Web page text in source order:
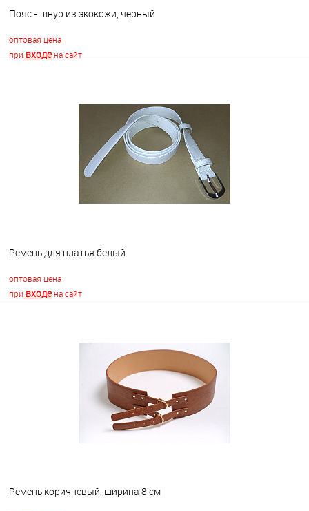
Пояс - шнур из экокожи, черный
оптовая цена
при входена сайт
Недоступно
Ремень для платья белый
оптовая цена
при входена сайт
В наличии
Ремень коричневый, ширина 8 см